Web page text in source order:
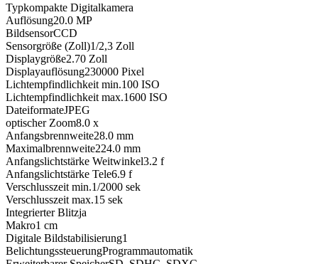
Typkompakte Digitalkamera
Auflösung20.0 MP
BildsensorCCD
Sensorgröße (Zoll)1/2,3 Zoll
Displaygröße2.70 Zoll
Displayauflösung230000 Pixel
Lichtempfindlichkeit min.100 ISO
Lichtempfindlichkeit max.1600 ISO
DateiformateJPEG
optischer Zoom8.0 x
Anfangsbrennweite28.0 mm
Maximalbrennweite224.0 mm
Anfangslichtstärke Weitwinkel3.2 f
Anfangslichtstärke Tele6.9 f
Verschlusszeit min.1/2000 sek
Verschlusszeit max.15 sek
Integrierter Blitzja
Makro1 cm
Digitale Bildstabilisierung1
BelichtungssteuerungProgrammautomatik